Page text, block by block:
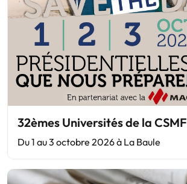
32èmes Universités de la CSMF
Du 1 au 3 octobre 2026 à La Baule